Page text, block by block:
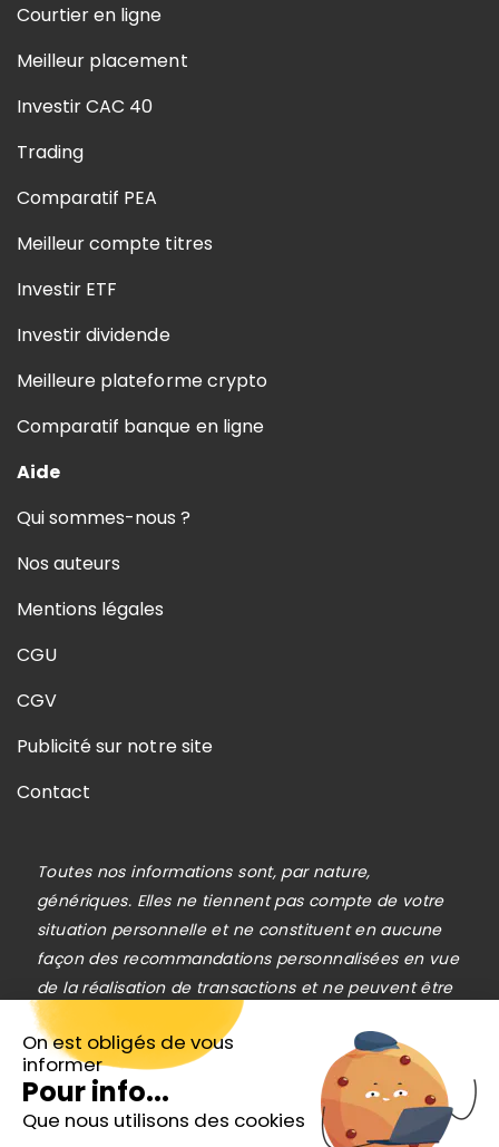
On est obligés de vous
informer
Pour info...
Que nous utilisons des cookies
Inscrivez-vous gratuitement à
Courtier en ligne
Meilleur placement
Investir CAC 40
Trading
Comparatif PEA
Meilleur compte titres
Investir ETF
Investir dividende
Meilleure plateforme crypto
Comparatif banque en ligne
Aide
Qui sommes-nous ?
Nos auteurs
Mentions légales
CGU
CGV
Publicité sur notre site
Contact
Toutes nos informations sont, par nature,
génériques. Elles ne tiennent pas compte de votre
situation personnelle et ne constituent en aucune
façon des recommandations personnalisées en vue
de la réalisation de transactions et ne peuvent être
assimilées à une prestation de conseil en
investissement financier, ni à une incitation
quelconque à acheter ou vendre des instruments
financiers. Le lecteur est seul responsable de
l’utilisation de l’information fournie, sans qu’aucun